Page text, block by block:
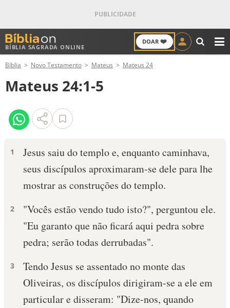
BÍBLIA SAGRADA ONLINE
DOAR ❤️
ANTIGO TESTAMENTO
NOVO TESTAMENTO
VERSÍCULOS
PALAVRA DO DIA
DEVOCIONAL DIÁRIO
10 MANDAMENTOS
ESBOÇOS DE PREGAÇÃO
Bíblia Novo Testamento Mateus Mateus 24
Mateus 24:1-5
1
Jesus saiu do templo e, enquanto caminhava,
seus discípulos aproximaram-se dele para lhe
mostrar as construções do templo.
2
"Vocês estão vendo tudo isto?", perguntou ele.
"Eu garanto que não ficará aqui pedra sobre
pedra; serão todas derrubadas".
3
Tendo Jesus se assentado no monte das
Oliveiras, os discípulos dirigiram-se a ele em
particular e disseram: "Dize-nos, quando